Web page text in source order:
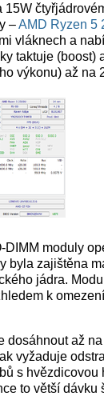
–AMD Ryzen 5
vláknech a
taktuje (boost)
výkonu) až na
moduly
byla zajištěna
jádra.
k
dosáhnout až
vyžaduje
s hvězdicovou
to větší dávku